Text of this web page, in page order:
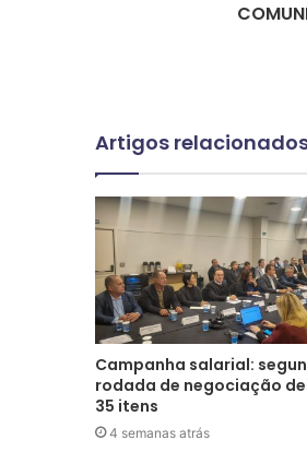
Artigos
Campanha salarial:
rodada de negociação
35 itens
4 semanas atrás